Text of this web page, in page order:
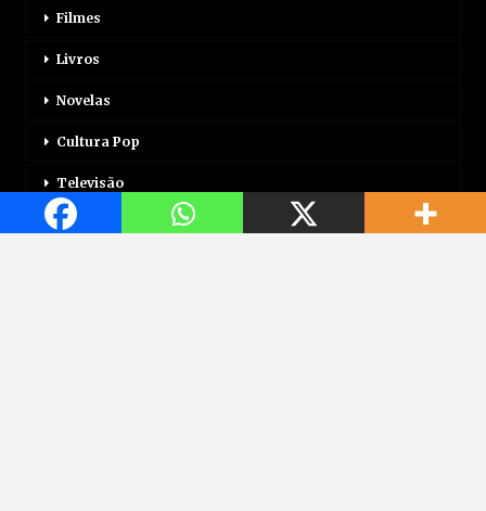
Filmes
Livros
Novelas
Cultura Pop
Televisão
Mais